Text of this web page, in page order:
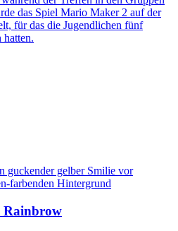
das Spiel Mario Maker 2 auf der
für das die Jugendlichen fünf
hatten.
Rainbrow